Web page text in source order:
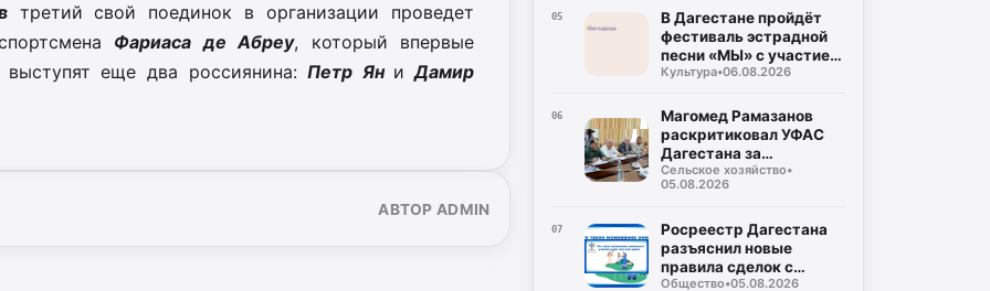
третий свой поединок в организации проведет
Фариаса де Абреу, который впервые
выступят еще два россиянина:Петр Ян и Дамир
АВТОР ADMIN
05
В Дагестане пройдёт
фестиваль эстрадной
песни «МЫ» с участием
восьми регионов
Культура•06.08.2026
06
Магомед Рамазанов
раскритиковал УФАС
Дагестана за
бездействие на фоне
роста цен на бензин
Сельское хозяйство•
05.08.2026
07
Росреестр Дагестана
разъяснил новые
правила сделок с
землей
Общество•05.08.2026